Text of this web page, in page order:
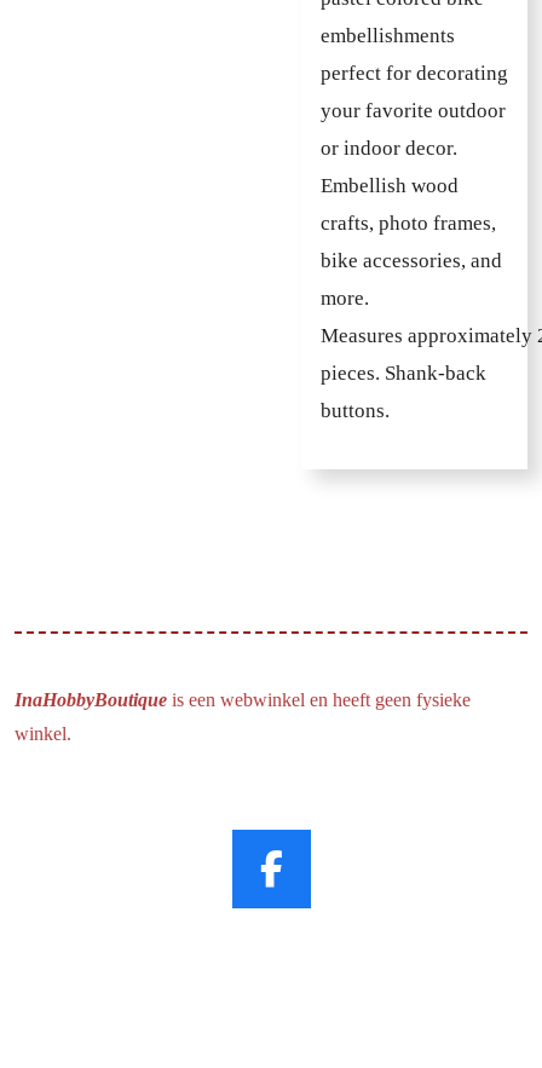
embellishments
perfect for decorating
your favorite outdoor
or indoor decor.
Embellish wood
crafts, photo frames,
bike accessories, and
more.
Measures approximately
pieces. Shank-back
buttons.
InaHobbyBoutique is een webwinkel en heeft geen fysieke
winkel.
F